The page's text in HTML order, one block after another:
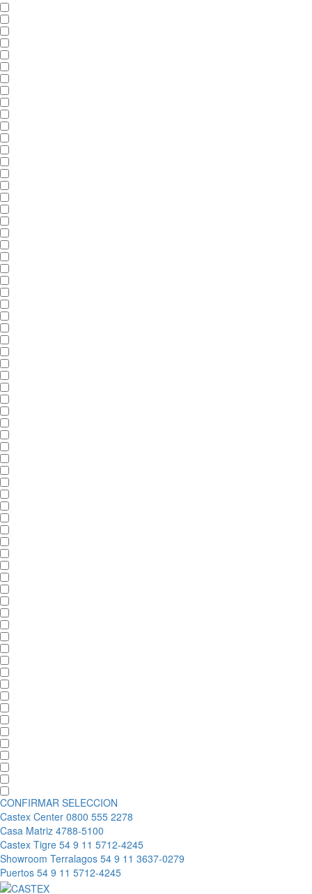
CONFIRMAR SELECCION
Castex Center 0800 555 2278
Casa Matriz 4788-5100
Castex Tigre 54 9 11 5712-4245
Showroom Terralagos 54 9 11 3637-0279
Puertos 54 9 11 5712-4245